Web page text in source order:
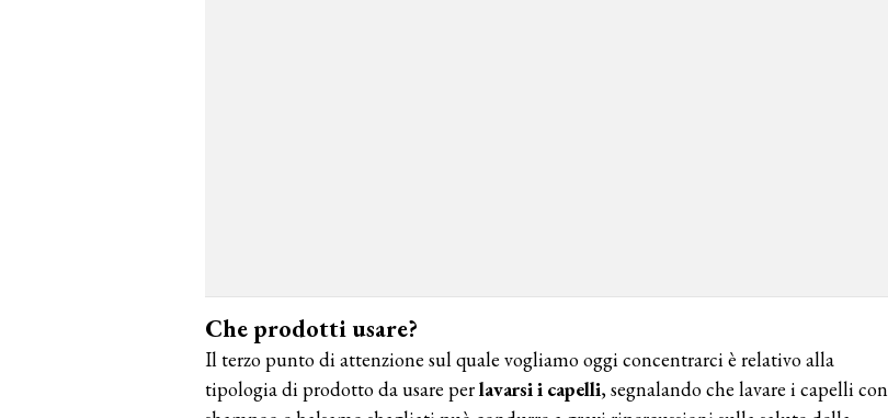
Che prodotti usare?
Il terzo punto di attenzione sul quale vogliamo oggi concentrarci è relativo alla
tipologia di prodotto da usare perlavarsi i capelli, segnalando che lavare i capelli con